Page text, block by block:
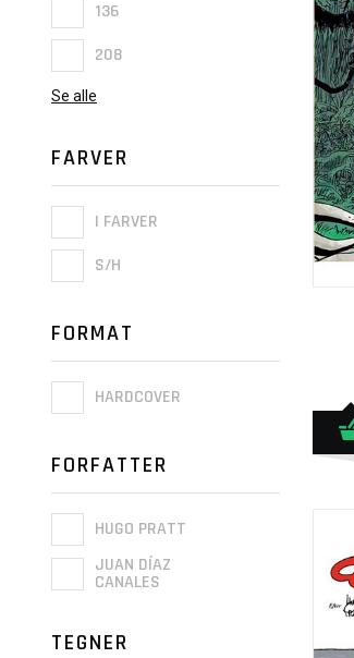
136
208
Se alle
FARVER
I FARVER
S/H
FORMAT
HARDCOVER
FORFATTER
HUGO PRATT
JUAN DÍAZ
CANALES
TEGNER